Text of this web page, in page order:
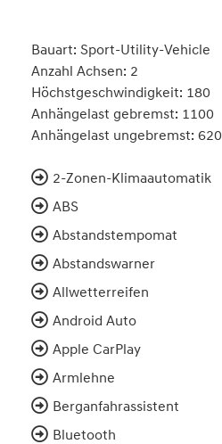
Bauart: Sport-Utility-Vehicle
Anzahl Achsen: 2
Höchstgeschwindigkeit: 180
Anhängelast gebremst: 1100
Anhängelast ungebremst: 620
2-Zonen-Klimaautomatik
ABS
Abstandstempomat
Abstandswarner
Allwetterreifen
Android Auto
Apple CarPlay
Armlehne
Berganfahrassistent
Bluetooth